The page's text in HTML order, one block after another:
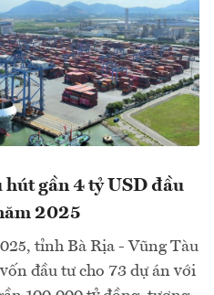
hút gần 4 tỷ USD đầu
2025
tỉnh Bà Rịa - Vũng Tàu
đầu tư cho 73 dự án với